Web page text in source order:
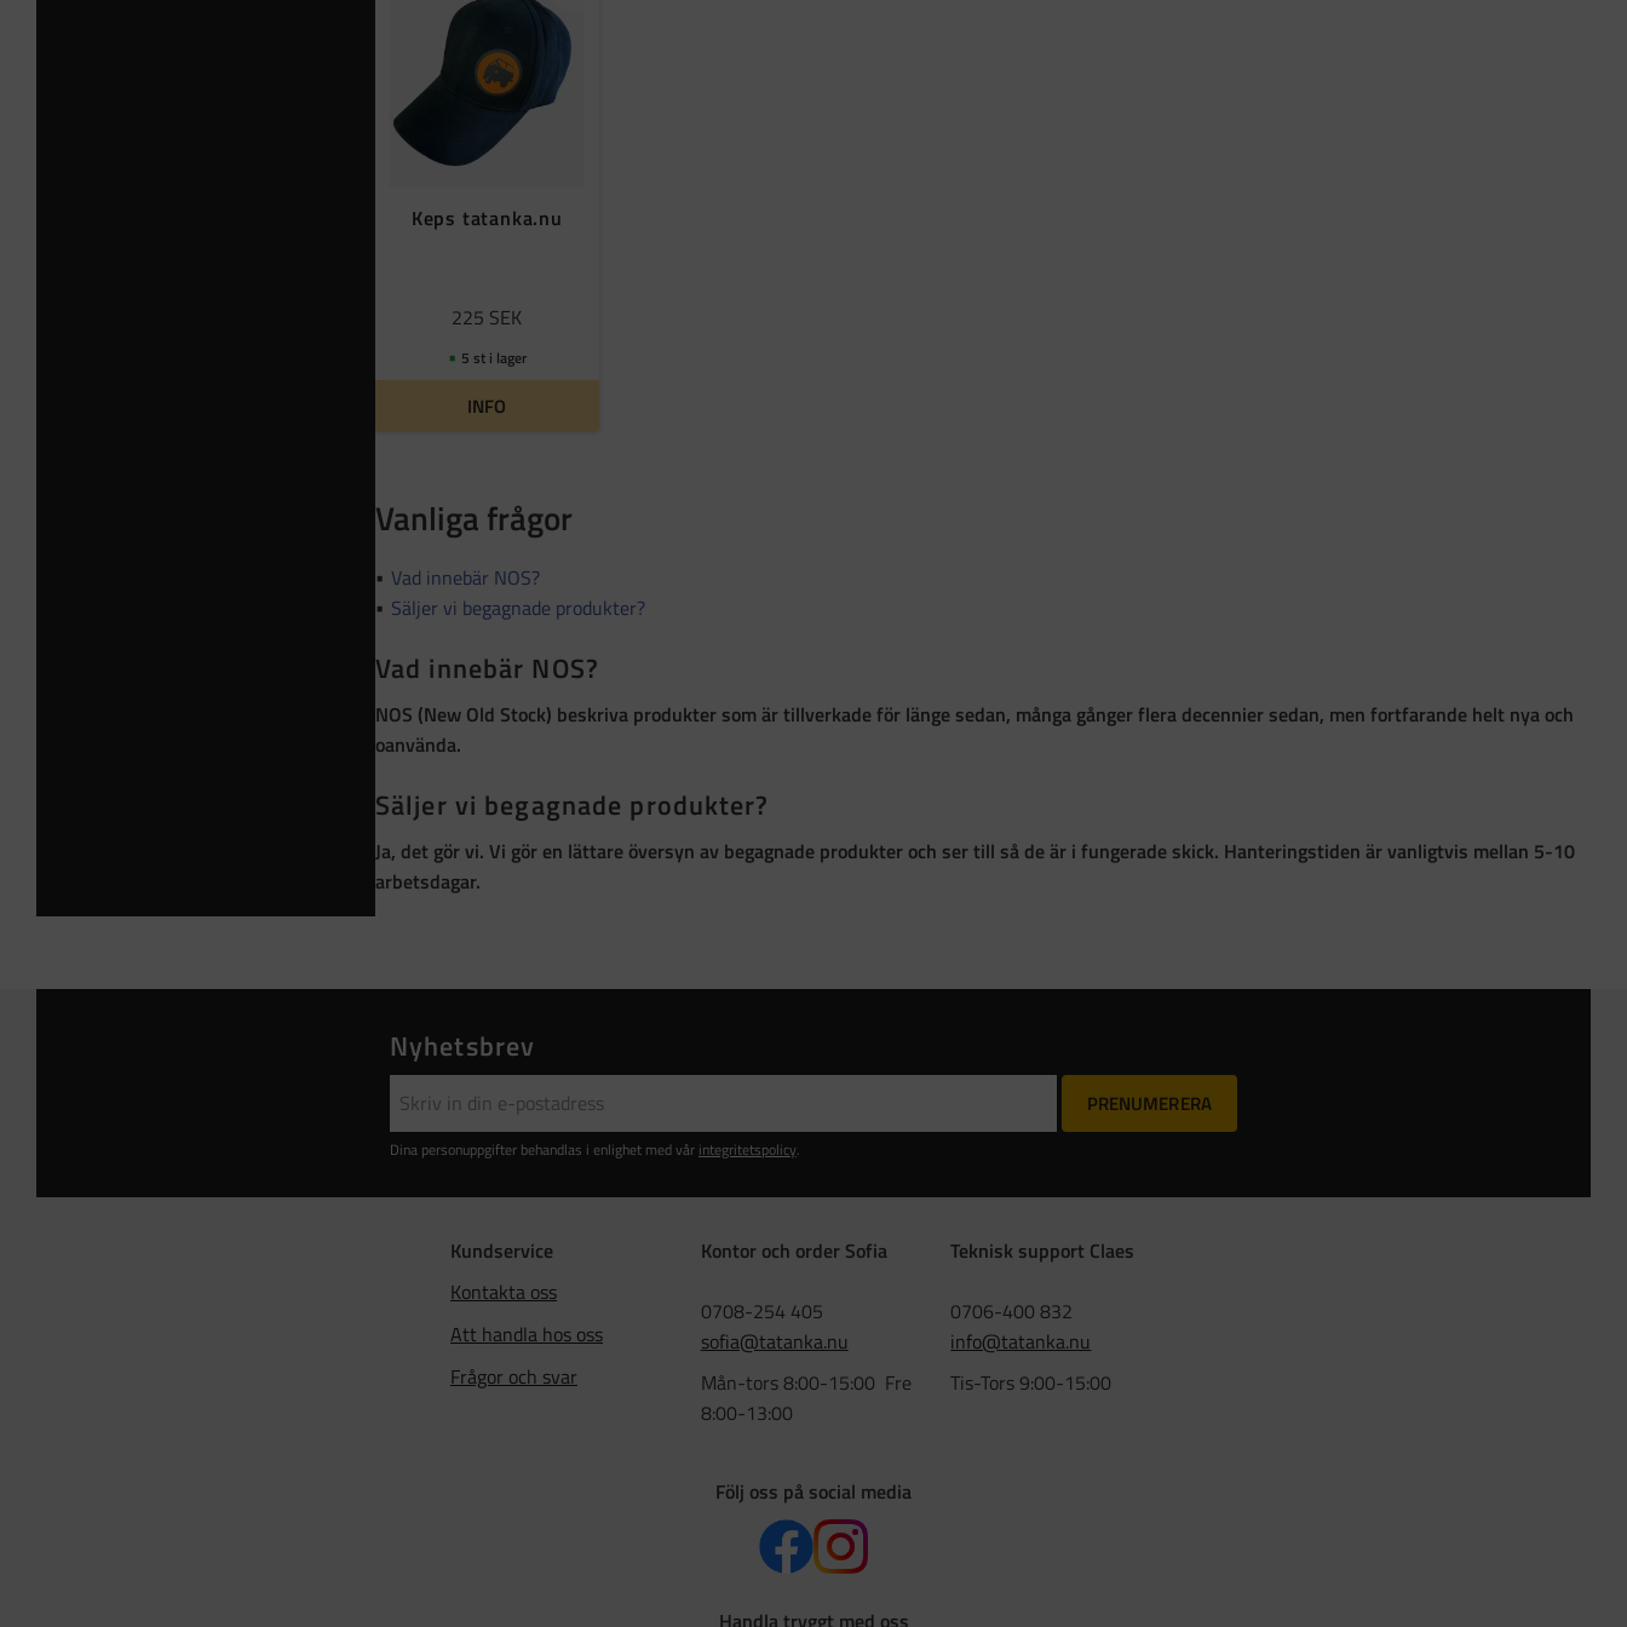
Keps tatanka.nu
225 SEK
5 st i lager
INFO
Vanliga frågor
Vad innebär NOS?
Säljer vi begagnade produkter?
Vad innebär NOS?
NOS (New Old Stock) beskriva produkter som ärtillverkade för länge sedan, många gånger flera decennier sedan, men fortfarande helt nya och
oanvända.
Säljer vi begagnade produkter?
Ja, det gör vi. Vi gör en lättare översyn av begagnade produkter och ser till så de är i fungerade skick. Hanteringstiden är vanligtvis mellan 5-10
arbetsdagar.
Nyhetsbrev
PRENUMERERA
Dina personuppgifter behandlas i enlighet med vår integritetspolicy.
Kundservice
Kontakta oss
Att handla hos oss
Frågor och svar
Kontor och order Sofia
0708-254 405
sofia@tatanka.nu
Mån-tors 8:00-15:00 Fre
8:00-13:00
Teknisk support Claes
0706-400 832
info@tatanka.nu
Tis-Tors 9:00-15:00
Följ oss på social media
Handla tryggt med oss